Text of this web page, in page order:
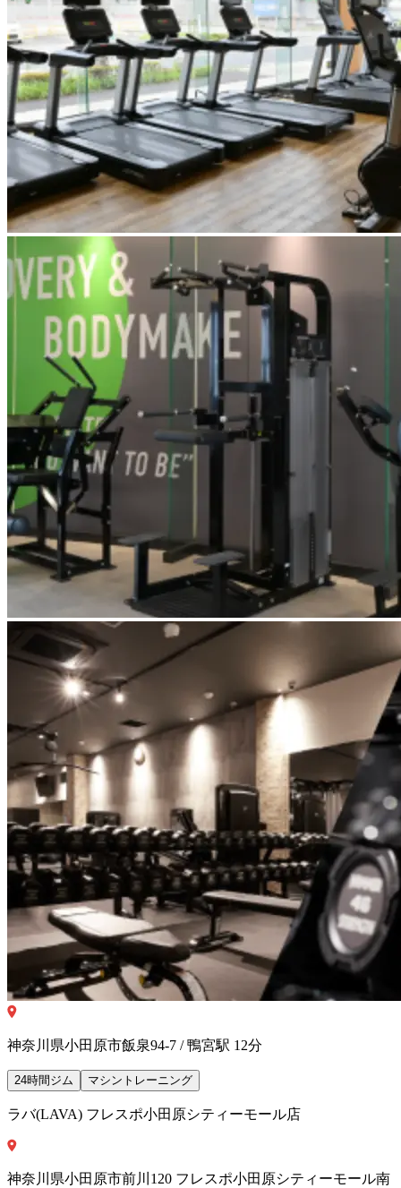
神奈川県小田原市飯泉94-7 / 鴨宮駅 12分
24時間ジム マシントレーニング
ラバ(LAVA) フレスポ小田原シティーモール店
神奈川県小田原市前川120 フレスポ小田原シティーモール南